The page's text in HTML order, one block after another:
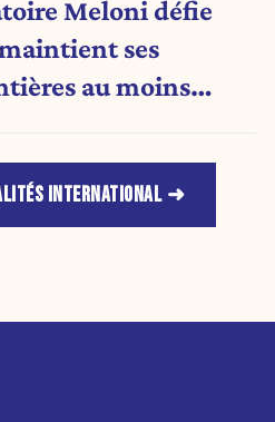
Meloni défie
ses
au moins
INTERNATIONAL